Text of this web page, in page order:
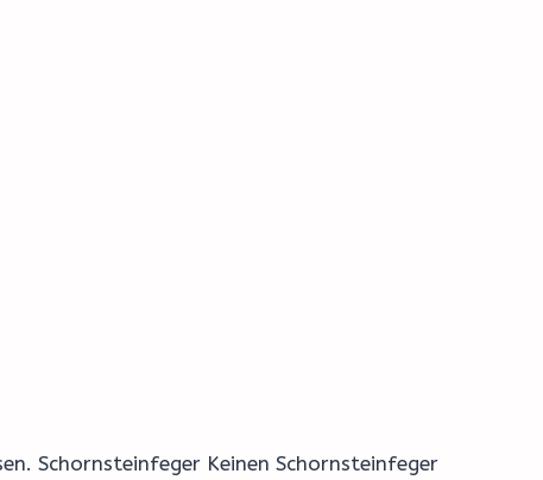
Schornsteinfeger Keinen Schornsteinfeger